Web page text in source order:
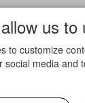
us to
to customize
social media and